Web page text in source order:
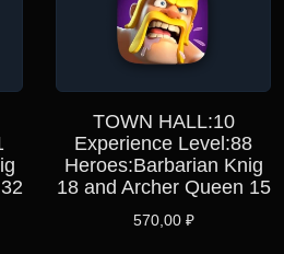
TOWN HALL:10
Experience Level:88
Heroes:Barbarian Knig
18 and Archer Queen 15
570,00 ₽